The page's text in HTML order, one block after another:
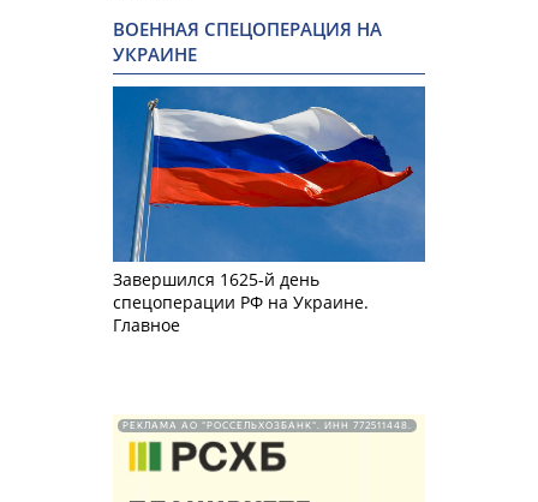
ВОЕННАЯ СПЕЦОПЕРАЦИЯ НА
УКРАИНЕ
Завершился 1625-й день
спецоперации РФ на Украине.
Главное
РЕКЛАМА АО "РОССЕЛЬХОЗБАНК". ИНН 772511448.